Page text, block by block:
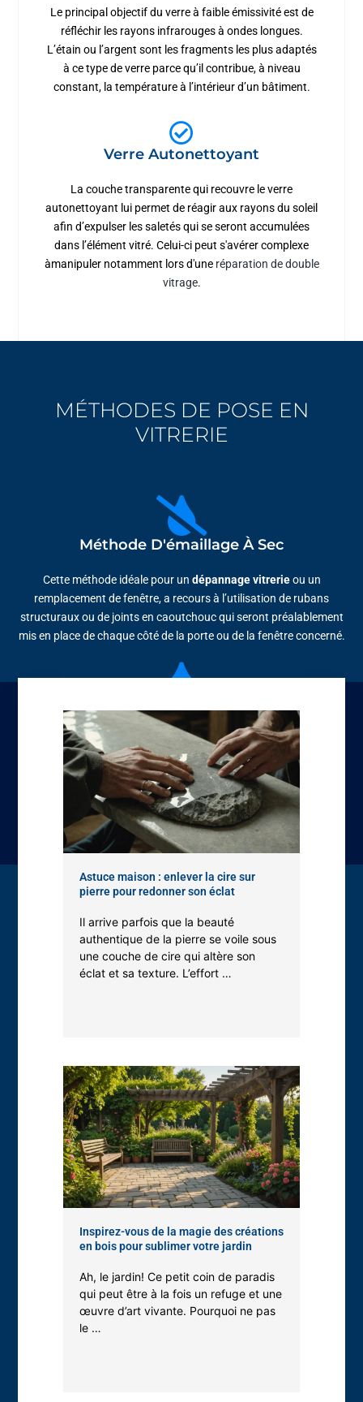
Le principal objectif du verre à faible émissivité est de
réfléchir les rayons infrarouges à ondes longues.
L’étain ou l’argent sont les fragments les plus adaptés
à ce type de verre parce qu’il contribue, à niveau
constant, la température à l’intérieur d’un bâtiment.
Verre Autonettoyant
La couche transparente qui recouvre le verre
autonettoyant lui permet de réagir aux rayons du soleil
afin d’expulser les saletés qui se seront accumulées
dans l’élément vitré. Celui-ci peut s'avérer complexe
àmanipuler notamment lors d'une réparation de double
vitrage.
MÉTHODES DE POSE EN
VITRERIE
Méthode D'émaillage À Sec
Cette méthode idéale pour un dépannage vitrerieou un
remplacement de fenêtre, a recours à l’utilisation de rubans
structuraux ou de joints en caoutchouc qui seront préalablement
mis en place de chaque côté de la porte ou de la fenêtre concerné.
Méthode De Vitrage Humide
Dans cette méthode, avant que la vitrerie ne soit mise en place, de
la silicone structurel agissant en agent adhésif viendra s’appliquer
sur un cadre en aluminium. Cette silicone viendra créer une fusion
entre la vitrerie et le cadre. Cependant, comme la poussière
empêche le bon fonctionnement de l’adhésif, il est préférable de
procéder à la fixation de l’intérieur.
Méthode Des Systèmes De Verre À Support
Ponctuel
Méthode Du Filet À Câble
Cette méthode quant à elle, offre un aspect luxueux et une
agréable vue au bâtiment, mais bien évidemment, cela nécessite
beaucoup plus de temps et rend les coûts d’installations
beaucoup plus coûteuses.
Méthode De La Double Peau
Cette méthode de vitrage est un peu complexe. Comme son nom
Astuce maison : enlever la cire sur
pierre pour redonner son éclat
Il arrive parfois que la beauté
authentique de la pierre se voile sous
une couche de cire qui altère son
éclat et sa texture. L’effort …
Inspirez-vous de la magie des créations
en bois pour sublimer votre jardin
Ah, le jardin! Ce petit coin de paradis
qui peut être à la fois un refuge et une
œuvre d’art vivante. Pourquoi ne pas
le …